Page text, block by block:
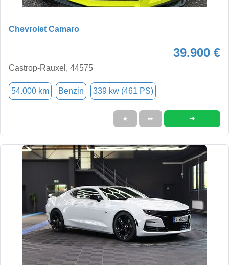
Chevrolet Camaro
39.900 €
Castrop-Rauxel, 44575
54.000 km Benzin 339 kw (461 PS)
★ ➦ ➜